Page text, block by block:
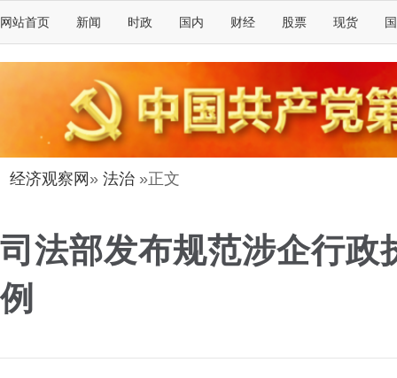
网站首页 新闻 时政 国内 财经 股票 现货
经济观察网 » 法治 »正文
司法部发布规范涉企行政
例